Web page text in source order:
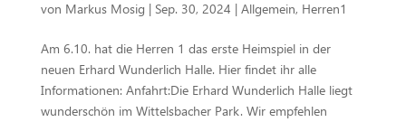
von Markus Mosig | Sep. 30, 2024 | Allgemein, Herren1
Am 6.10. hat die Herren 1 das erste Heimspiel in der
neuen Erhard Wunderlich Halle. Hier findet ihr alle
Informationen: Anfahrt:Die Erhard Wunderlich Halle liegt
wunderschön im Wittelsbacher Park. Wir empfehlen